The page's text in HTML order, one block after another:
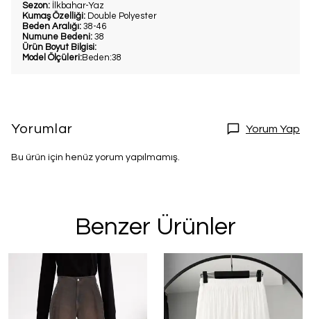
Sezon: İlkbahar-Yaz
Kumaş Özelliği: Double Polyester
Beden Aralığı: 38-46
Numune Bedeni: 38
Ürün Boyut Bilgisi:
Model Ölçüleri:Beden:38
Yorumlar Yorum Yap
Bu ürün için henüz yorum yapılmamış.
Benzer Ürünler